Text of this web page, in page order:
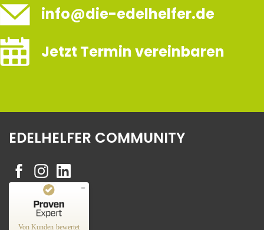
info@die-edelhelfer.de
Jetzt Termin vereinbaren
EDELHELFER COMMUNITY
Von Kunden bewertet
Kundenbewertungen und Erfahrungen zu